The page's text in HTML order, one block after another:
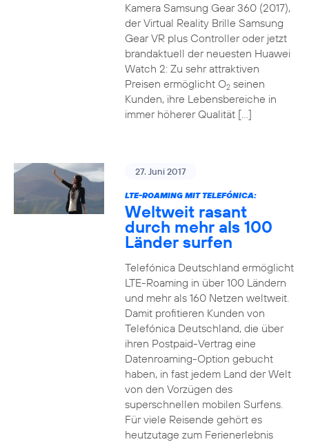
Kamera Samsung Gear 360 (2017),
der Virtual Reality Brille Samsung
Gear VR plus Controller oder jetzt
brandaktuell der neuesten Huawei
Watch 2: Zu sehr attraktiven
Preisen ermöglicht O2seinen
Kunden, ihre Lebensbereiche in
immer höherer Qualität […]
27. Juni 2017
LTE-ROAMING MIT TELEFÓNICA:
Weltweit rasant
durch mehr als 100
Länder surfen
Telefónica Deutschland ermöglicht
LTE-Roaming in über 100 Ländern
und mehr als 160 Netzen weltweit.
Damit profitieren Kunden von
Telefónica Deutschland, die über
ihren Postpaid-Vertrag eine
Datenroaming-Option gebucht
haben, in fast jedem Land der Welt
von den Vorzügen des
superschnellen mobilen Surfens.
Für viele Reisende gehört es
heutzutage zum Ferienerlebnis